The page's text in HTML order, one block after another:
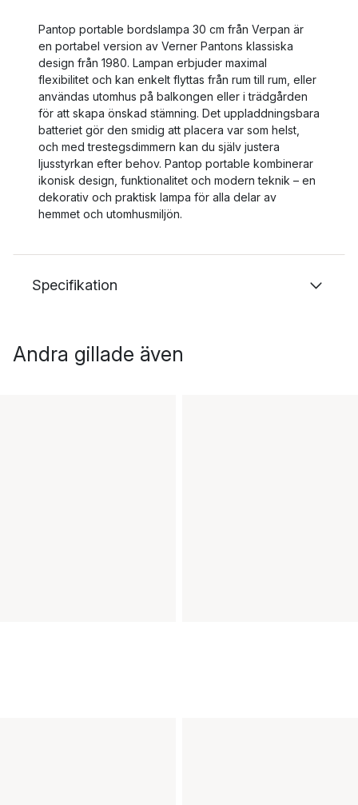
Pantop portable bordslampa 30 cm från Verpan är
en portabel version av Verner Pantons klassiska
design från 1980. Lampan erbjuder maximal
flexibilitet och kan enkelt flyttas från rum till rum, eller
användas utomhus på balkongen eller i trädgården
för att skapa önskad stämning. Det uppladdningsbara
batteriet gör den smidig att placera var som helst,
och med trestegsdimmern kan du själv justera
ljusstyrkan efter behov. Pantop portable kombinerar
ikonisk design, funktionalitet och modern teknik – en
dekorativ och praktisk lampa för alla delar av
hemmet och utomhusmiljön.
Specifikation
Andra gillade även